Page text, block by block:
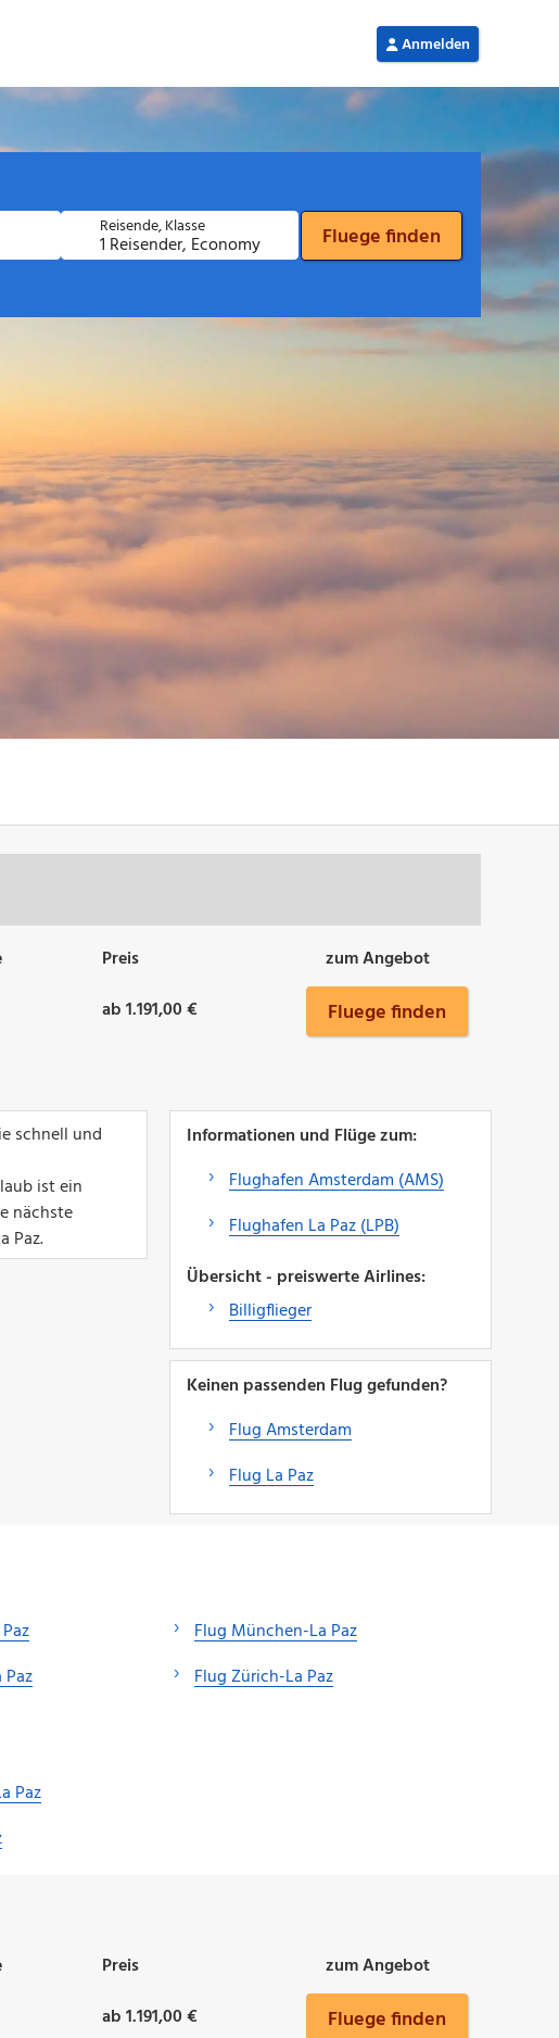
Preis
zum Angebot
ab 1.191,00 € Fluege finden
schnell und
ist ein
nächste
Paz.
Informationen und Flüge zum:
Flughafen Amsterdam (AMS)
Flughafen La Paz (LPB)
Übersicht - preiswerte Airlines:
Billigflieger
Keinen passenden Flug gefunden?
Flug Amsterdam
Flug La Paz
Flug München-La Paz
Flug Zürich-La Paz
Paz
Preis
zum Angebot
ab 1.191,00 € Fluege finden